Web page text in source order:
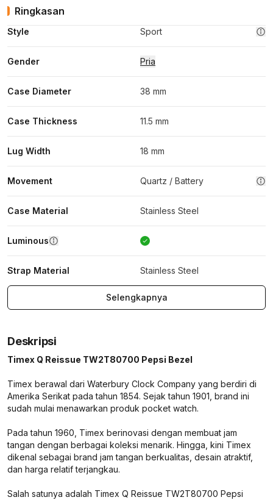
Ringkasan
Style Sport
Gender Pria
Case Diameter 38 mm
Case Thickness 11.5 mm
Lug Width 18 mm
Movement Quartz / Battery
Case Material Stainless Steel
Luminous
Strap Material Stainless Steel
Selengkapnya
Deskripsi
Timex Q Reissue TW2T80700 Pepsi Bezel
Timex berawal dari Waterbury Clock Company yang berdiri di
Amerika Serikat pada tahun 1854. Sejak tahun 1901, brand ini
sudah mulai menawarkan produk pocket watch.
Pada tahun 1960, Timex berinovasi dengan membuat jam
tangan dengan berbagai koleksi menarik. Hingga, kini Timex
dikenal sebagai brand jam tangan berkualitas, desain atraktif,
dan harga relatif terjangkau.
Salah satunya adalah Timex Q Reissue TW2T80700 Pepsi